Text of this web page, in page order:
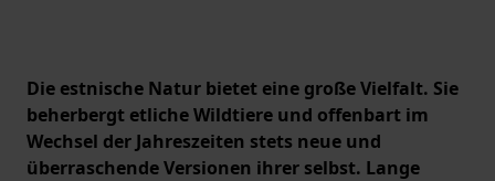
Die estnische Natur bietet eine große Vielfalt. Sie
beherbergt etliche Wildtiere und offenbart im
Wechsel der Jahreszeiten stets neue und
überraschende Versionen ihrer selbst. Lange